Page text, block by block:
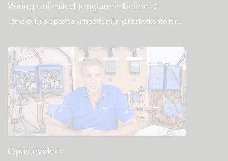
Wiring unlimited (englanninkielinen)
Tämä e-kirja opastaa virheettömiin johtokytkentöihin.
Opastevideot